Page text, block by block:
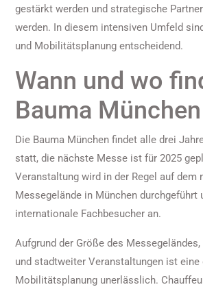
gestärkt werden und strategische
werden. In diesem intensiven Umfeld
und Mobilitätsplanung entscheidend.
Wann und wo
Bauma
Die Bauma München findet alle drei
statt, die nächste Messe ist für 2025
Veranstaltung wird in der Regel auf dem
Messegelände in München durchgeführt
internationale Fachbesucher an.
Aufgrund der Größe des
und stadtweiter Veranstaltungen ist
Mobilitätsplanung unerlässlich.